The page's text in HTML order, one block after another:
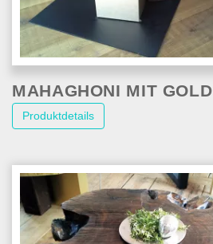
MAHAGHONI MIT GOLD
Produktdetails